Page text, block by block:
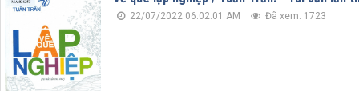
22/07/2022 06:02:01 AM Đã xem: 1723